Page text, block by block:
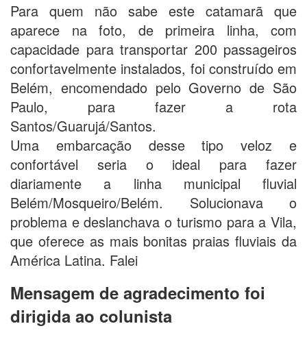
Para quem não sabe este catamarã que
aparece na foto, de primeira linha, com
capacidade para transportar 200 passageiros
confortavelmente instalados, foi construído em
Belém, encomendado pelo Governo de São
Paulo, para fazer a rota
Santos/Guarujá/Santos.
Uma embarcação desse tipo veloz e
confortável seria o ideal para fazer
diariamente a linha municipal fluvial
Belém/Mosqueiro/Belém. Solucionava o
problema e deslanchava o turismo para a Vila,
que oferece as mais bonitas praias fluviais da
América Latina. Falei
Mensagem de agradecimento foi
dirigida ao colunista